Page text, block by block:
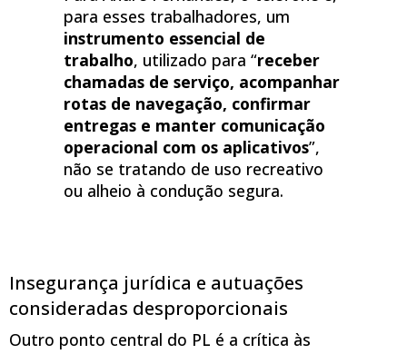
para esses trabalhadores, um
instrumento essencial de
trabalho, utilizado para “receber
chamadas de serviço, acompanhar
rotas de navegação, confirmar
entregas e manter comunicação
operacional com os aplicativos”,
não se tratando de uso recreativo
ou alheio à condução segura.
Insegurança jurídica e autuações
consideradas desproporcionais
Outro ponto central do PL é a crítica às